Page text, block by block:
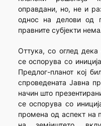
оправдани, но, не и
однос на делови од
правните субјекти
Оттука, со оглед дека
се оспорува со
Предлог-планот кој
спроведената Јавна
начин што
се оспорува со
промена од аспект на